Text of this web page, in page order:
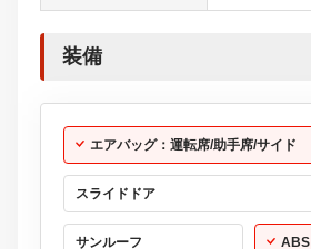
装備
エアバッグ：運転席/助手席/サイド
スライドドア
サンルーフ ABS